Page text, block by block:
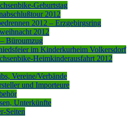
Geburtstag
2012
2012 – Erzgebirgsring
2012
Büroumzug
im Kinderkurheim Volkersdorf
Heimkinderausfahrt 2012
Vereine/Verbände
und Importeure
Unterkünfte
Seiten